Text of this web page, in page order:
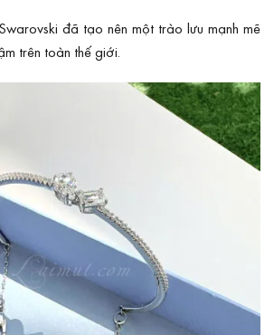
đã tạo nên một trào lưu mạnh mẽ
trên toàn thế giới.